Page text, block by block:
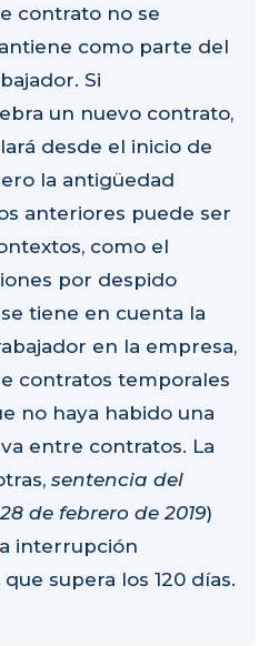
contrato no se
como parte del
Si
un nuevo contrato,
desde el inicio de
la antigüedad
anteriores puede ser
como el
por despido
tiene en cuenta la
en la empresa,
contratos temporales
no haya habido una
entre contratos. La
sentencia del
de febrero de 2019)
interrupción
supera los 120 días.